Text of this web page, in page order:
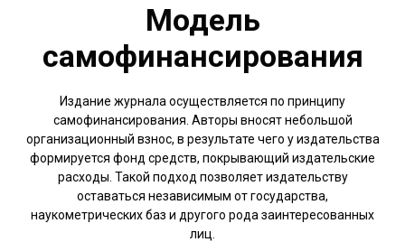
Модель
самофинансирования
Издание журнала осуществляется по принципу
самофинансирования. Авторы вносят небольшой
организационный взнос, в результате чего у издательства
формируется фонд средств, покрывающий издательские
расходы. Такой подход позволяет издательству
оставаться независимым от государства,
наукометрических баз и другого рода заинтересованных
лиц.